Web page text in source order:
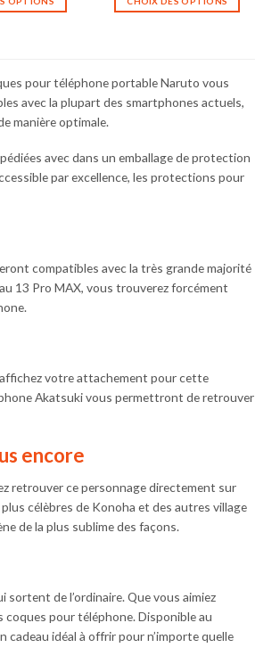
variations.
Les
options
être
choisies
produit
variations.
Les
être
choisies
produit
pour téléphone portable Naruto vous
avec la plupart des smartphones actuels,
manière optimale.
avec dans un emballage de protection
par excellence, les protections pour
compatibles avec la très grande majorité
13 Pro MAX, vous trouverez forcément
votre attachement pour cette
Akatsuki vous permettront de retrouver
encore
retrouver ce personnage directement sur
célèbres de Konoha et des autres village
de la plus sublime des façons.
de l’ordinaire. Que vous aimiez
coques pour téléphone. Disponible au
idéal à offrir pour n’importe quelle